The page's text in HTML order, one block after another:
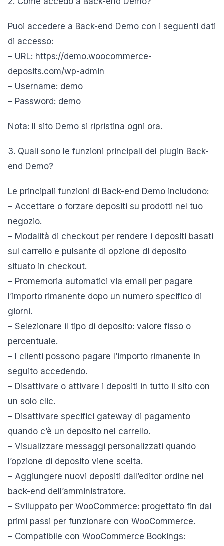
Puoi accedere a Back-end Demo con i seguenti dati
di accesso:
– URL: https://demo.woocommerce-
deposits.com/wp-admin
– Username: demo
– Password: demo
Nota: Il sito Demo si ripristina ogni ora.
3. Quali sono le funzioni principali del plugin Back-
end Demo?
Le principali funzioni di Back-end Demo includono:
– Accettare o forzare depositi su prodotti nel tuo
negozio.
– Modalità di checkout per rendere i depositi basati
sul carrello e pulsante di opzione di deposito
situato in checkout.
– Promemoria automatici via email per pagare
l’importo rimanente dopo un numero specifico di
giorni.
– Selezionare il tipo di deposito: valore fisso o
percentuale.
– I clienti possono pagare l’importo rimanente in
seguito accedendo.
– Disattivare o attivare i depositi in tutto il sito con
un solo clic.
– Disattivare specifici gateway di pagamento
quando c’è un deposito nel carrello.
– Visualizzare messaggi personalizzati quando
l’opzione di deposito viene scelta.
– Aggiungere nuovi depositi dall’editor ordine nel
back-end dell’amministratore.
– Sviluppato per WooCommerce: progettato fin dai
primi passi per funzionare con WooCommerce.
– Compatibile con WooCommerce Bookings: